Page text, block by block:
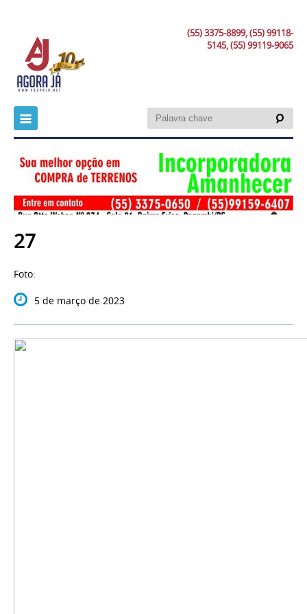
(55) 3375-8899, (55) 99118-
5145, (55) 99119-9065
27
Foto:
5 de março de 2023